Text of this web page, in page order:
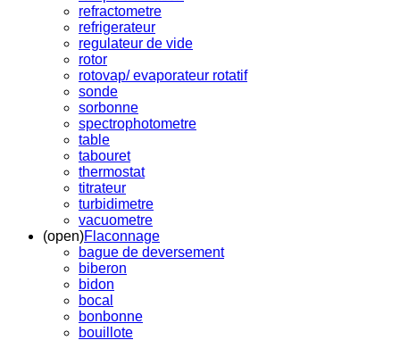
refractometre
refrigerateur
regulateur de vide
rotor
rotovap/ evaporateur rotatif
sonde
sorbonne
spectrophotometre
table
tabouret
thermostat
titrateur
turbidimetre
vacuometre
(open)Flaconnage
bague de deversement
biberon
bidon
bocal
bonbonne
bouillote